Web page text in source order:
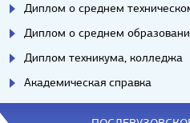
Диплом о среднем
Диплом о среднем
Диплом техникума, колледжа
Академическая справка